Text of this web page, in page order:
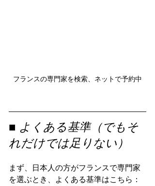
フランスの専門家を検索、ネットで予約中
■ よくある基準（でもそ
れだけでは足りない）
まず、日本人の方がフランスで専門家
を選ぶとき、よくある基準はこちら：